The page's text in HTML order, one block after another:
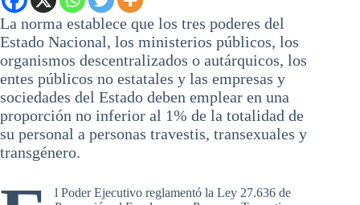
La norma establece que los tres poderes del
Estado Nacional, los ministerios públicos, los
organismos descentralizados o autárquicos, los
entes públicos no estatales y las empresas y
sociedades del Estado deben emplear en una
proporción no inferior al 1% de la totalidad de
su personal a personas travestis, transexuales y
transgénero.
l Poder Ejecutivo reglamentó la Ley 27.636 de